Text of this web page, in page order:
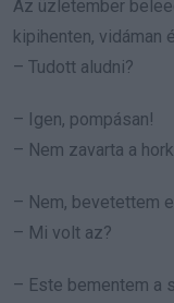
Az üzletember
kipihenten, vidáman
– Tudott aludni?
– Igen, pompásan!
– Nem zavarta a
– Nem, bevetettem
– Mi volt az?
– Este bementem a